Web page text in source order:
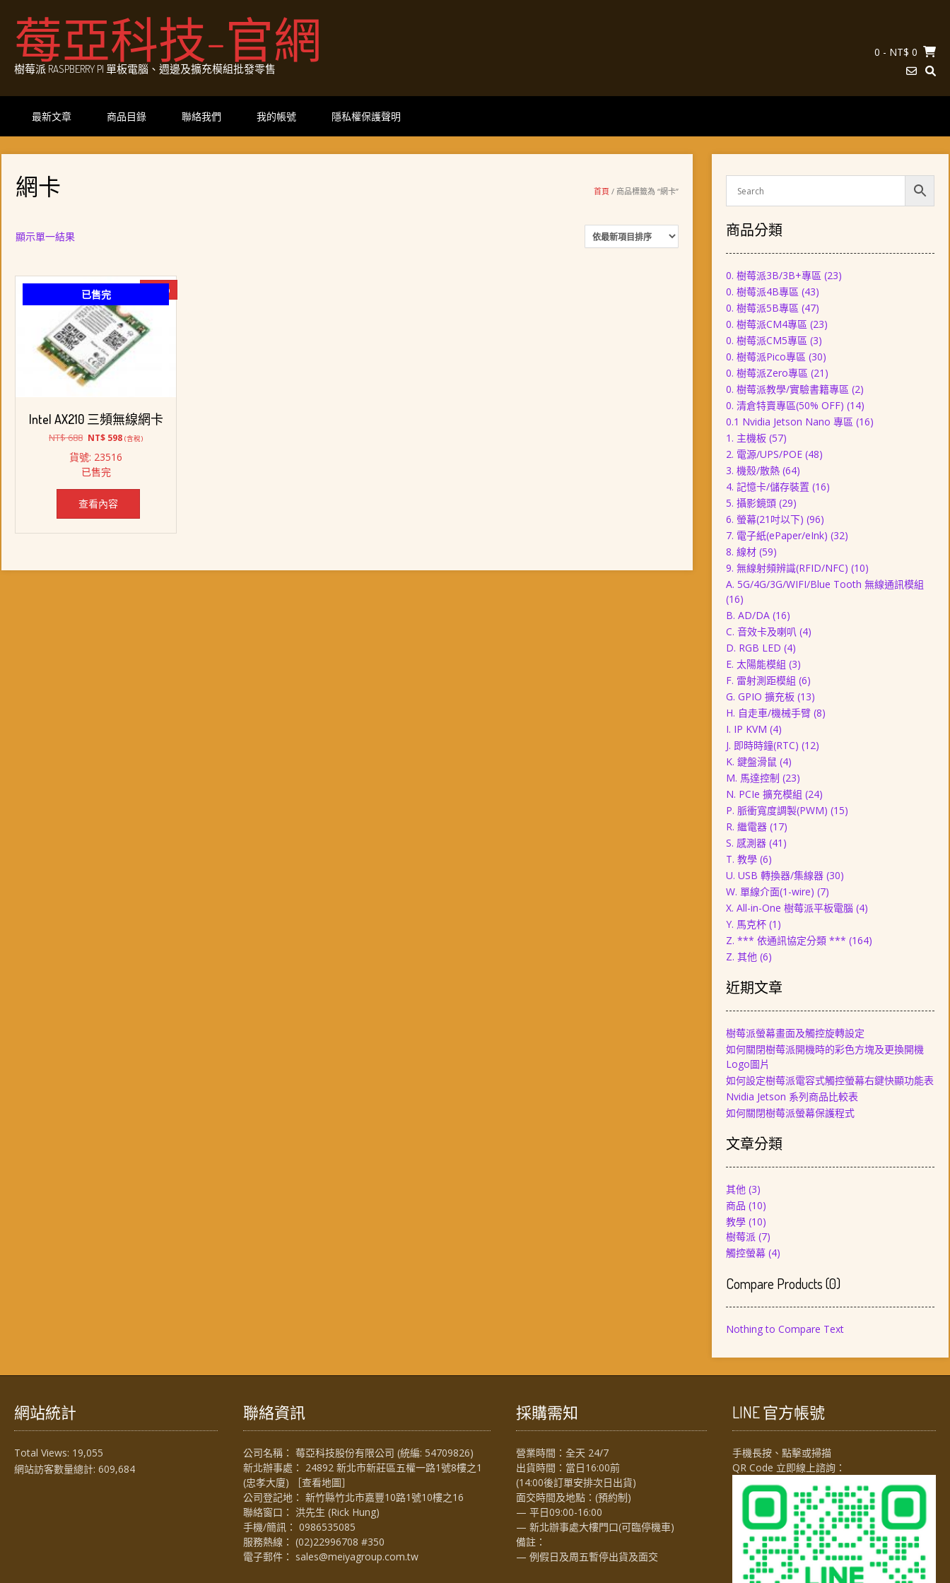
content莓亞科技-官網
樹莓派 RASPBERRY PI 單板電腦、週邊及擴充模組批發零售
0 - NT$ 0
最新文章 商品目錄 聯絡我們 我的帳號 隱私權保護聲明
首頁 / 商品標籤為 “網卡”
網卡
顯示單一結果
已售完 -13%
Intel AX210 三頻無線網卡
NT$688 原
價
格：
NT$ 688。
NT$ 598目
NT$ 598。
(含稅)
貨號: 23516
已售完
查看內容
商品分類
0. 樹莓派3B/3B+專區 (23)
0. 樹莓派4B專區 (43)
0. 樹莓派5B專區 (47)
0. 樹莓派CM4專區 (23)
0. 樹莓派CM5專區 (3)
0. 樹莓派Pico專區 (30)
0. 樹莓派Zero專區 (21)
0. 樹莓派教學/實驗書籍專區 (2)
0. 清倉特賣專區(50% OFF) (14)
0.1 Nvidia Jetson Nano 專區 (16)
1. 主機板 (57)
2. 電源/UPS/POE (48)
3. 機殼/散熱 (64)
4. 記憶卡/儲存裝置 (16)
5. 攝影鏡頭 (29)
6. 螢幕(21吋以下) (96)
7. 電子紙(ePaper/eInk) (32)
8. 線材 (59)
9. 無線射頻辨識(RFID/NFC) (10)
A. 5G/4G/3G/WIFI/Blue Tooth 無線通訊模組
(16)
B. AD/DA (16)
C. 音效卡及喇叭 (4)
D. RGB LED (4)
E. 太陽能模組 (3)
F. 雷射測距模組 (6)
G. GPIO 擴充板 (13)
H. 自走車/機械手臂 (8)
I. IP KVM (4)
J. 即時時鐘(RTC) (12)
K. 鍵盤滑鼠 (4)
M. 馬達控制 (23)
N. PCIe 擴充模組 (24)
P. 脈衝寬度調製(PWM) (15)
R. 繼電器 (17)
S. 感測器 (41)
T. 教學 (6)
U. USB 轉換器/集線器 (30)
W. 單線介面(1-wire) (7)
X. All-in-One 樹莓派平板電腦 (4)
Y. 馬克杯 (1)
Z. *** 依通訊協定分類 *** (164)
Z. 其他 (6)
近期文章
樹莓派螢幕畫面及觸控旋轉設定
如何關閉樹莓派開機時的彩色方塊及更換開機
Logo圖片
如何設定樹莓派電容式觸控螢幕右鍵快顯功能表
Nvidia Jetson 系列商品比較表
如何關閉樹莓派螢幕保護程式
文章分類
其他(3)
商品 (10)
教學(10)
樹莓派(7)
觸控螢幕(4)
Compare Products(0)
Nothing to Compare Text
網站統計
Total Views: 19,055
網站訪客數量總計: 609,684
聯絡資訊
公司名稱： 莓亞科技股份有限公司 (統編: 54709826)
新北辦事處： 24892 新北市新莊區五權一路1號8樓之1
(忠孝大廈) ［查看地圖］
公司登記地： 新竹縣竹北市嘉豐10路1號10樓之16
聯絡窗口： 洪先生 (Rick Hung)
手機/簡訊： 0986535085
服務熱線： (02)22996708 #350
電子郵件： sales@meiyagroup.com.tw
採購需知
營業時間：全天 24/7
出貨時間：當日16:00前
(14:00後訂單安排次日出貨)
面交時間及地點：(預約制)
— 平日09:00-16:00
— 新北辦事處大樓門口(可臨停機車)
備註：
— 例假日及周五暫停出貨及面交
LINE 官方帳號
手機長按、點擊或掃描
QR Code 立即線上諮詢：